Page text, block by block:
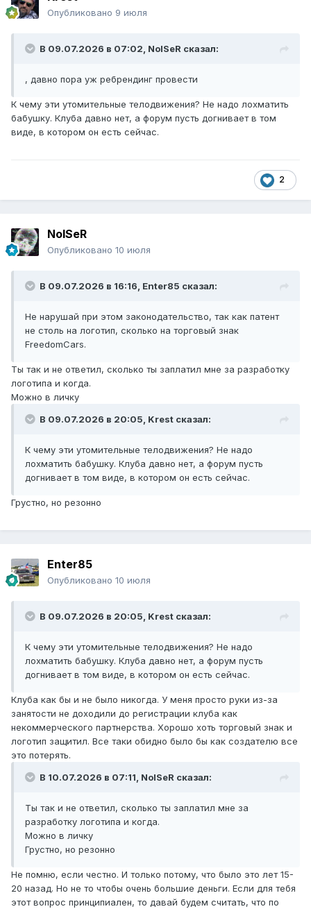
Опубликовано 9 июля
В 09.07.2026 в 07:02, NoISeR сказал:
, давно пора уж ребрендинг провести
К чему эти утомительные телодвижения? Не надо лохматить
бабушку. Клуба давно нет, а форум пусть догнивает в том
виде, в котором он есть сейчас.
2
NoISeR
Опубликовано 10 июля
В 09.07.2026 в 16:16, Enter85 сказал:
Не нарушай при этом законодательство, так как патент
не столь на логотип, сколько на торговый знак
FreedomCars.
Ты так и не ответил, сколько ты заплатил мне за разработку
логотипа и когда.
Можно в личку
В 09.07.2026 в 20:05, Krest сказал:
К чему эти утомительные телодвижения? Не надо
лохматить бабушку. Клуба давно нет, а форум пусть
догнивает в том виде, в котором он есть сейчас.
Грустно, но резонно
Enter85
Опубликовано 10 июля
В 09.07.2026 в 20:05, Krest сказал:
К чему эти утомительные телодвижения? Не надо
лохматить бабушку. Клуба давно нет, а форум пусть
догнивает в том виде, в котором он есть сейчас.
Клуба как бы и не было никогда. У меня просто руки из-за
занятости не доходили до регистрации клуба как
некоммерческого партнерства. Хорошо хоть торговый знак и
логотип защитил. Все таки обидно было бы как создателю все
это потерять.
В 10.07.2026 в 07:11, NoISeR сказал:
Ты так и не ответил, сколько ты заплатил мне за
разработку логотипа и когда.
Можно в личку
Грустно, но резонно
Не помню, если честно. И только потому, что было это лет 15-
20 назад. Но не то чтобы очень большие деньги. Если для тебя
этот вопрос принципиален, то давай будем считать, что по